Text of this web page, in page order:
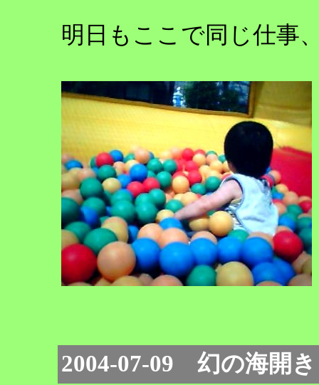
明日もここで同じ仕事
2004-07-09 幻の海開き